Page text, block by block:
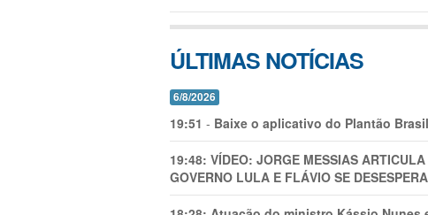
ÚLTIMAS NOTÍCIAS
6/8/2026
19:51 - Baixe o aplicativo do Plantão
19:48: VÍDEO: JORGE MESSIAS
GOVERNO LULA E FLÁVIO SE